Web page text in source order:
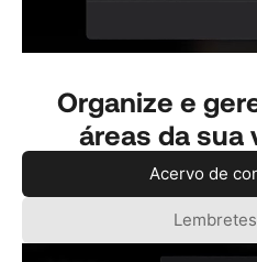
Organize e
áreas da sua
Acervo de